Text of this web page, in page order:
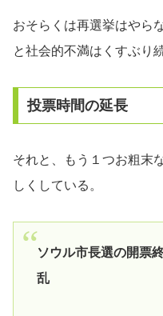
おそらくは再選挙はやら
と社会的不満はくすぶり
投票時間の延長
それと、もう１つお粗末
しくしている。
ソウル市長選の開票
乱